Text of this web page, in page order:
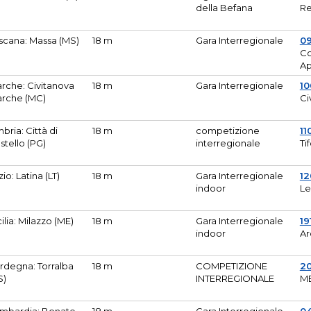
della Befana
Massa (MS) 18 m Gara Interregionale
Civitanova
(MC)
18 m Gara Interregionale
Città di
(PG)
18 m
competizione
interregionale
Latina (LT) 18 m
Gara Interregionale
indoor
Milazzo (ME) 18 m
Gara Interregionale
indoor
Torralba
18 m
COMPETIZIONE
INTERREGIONALE